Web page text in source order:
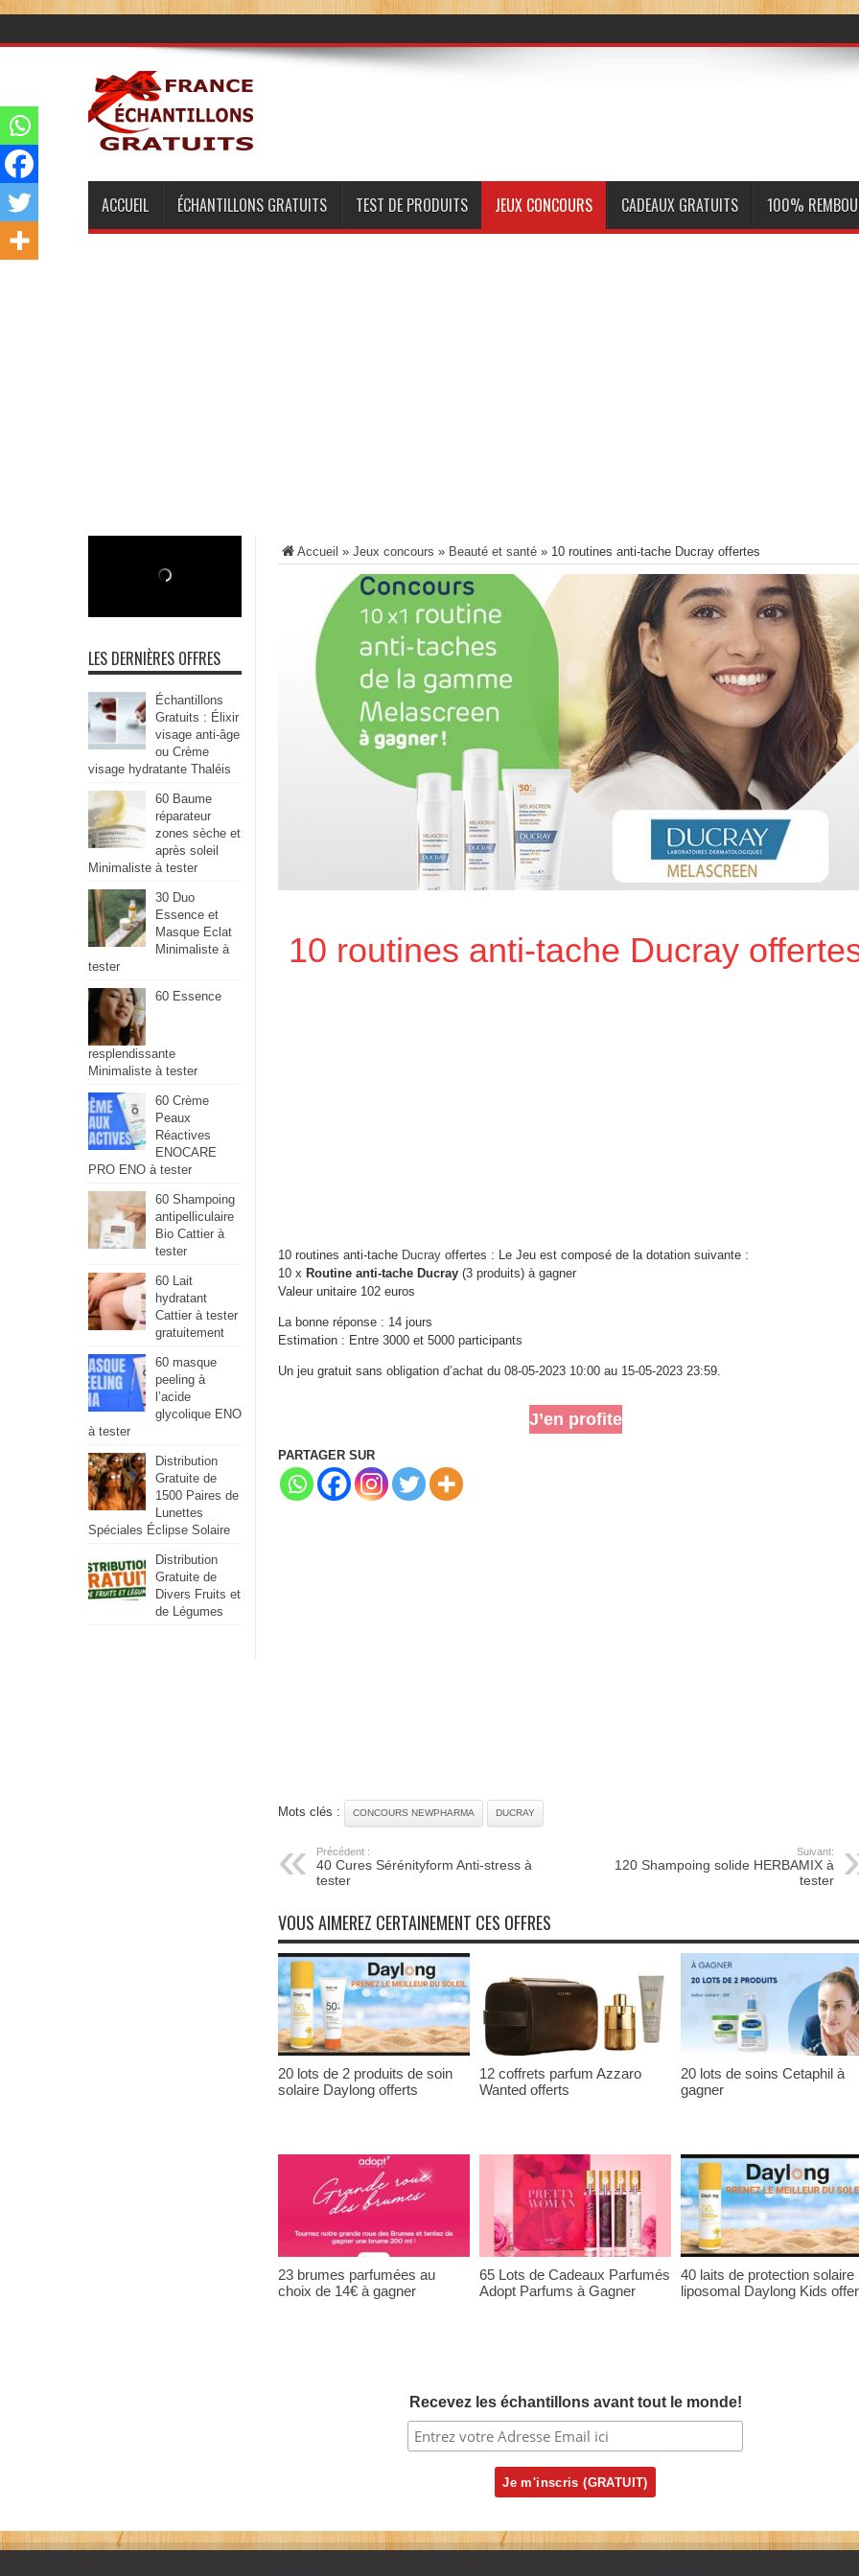
ACCUEIL ÉCHANTILLONS GRATUITS TEST DE PRODUITS JEUX CONCOURS CADEAUX GRATUITS 100%
Accueil » Jeux concours » Beauté et santé » 10 routines anti-tache Ducray offertes
10 routines anti-tache Ducray
10 routines anti-tache Ducray offertes : Le Jeu est composé de la dotation suivante :
10 x Routine anti-tache Ducray (3 produits) à gagner
Valeur unitaire 102 euros
La bonne réponse : 14 jours
Estimation : Entre 3000 et 5000 participants
Un jeu gratuit sans obligation d’achat du 08-05-2023 10:00 au 15-05-2023 23:59.
J’en profite
PARTAGER SUR
Mots clés : CONCOURS NEWPHARMA DUCRAY
Précédent :
40 Cures Sérénityform Anti-stress à
tester
Suivant:
120 Shampoing solide HERBAMIX à
tester
VOUS AIMEREZ CERTAINEMENT CES OFFRES
20 lots de 2 produits de soin
solaire Daylong offerts
12 coffrets parfum Azzaro
Wanted offerts
20 lots de soins Cetaphil à
gagner
23 brumes parfumées au
choix de 14€ à gagner
65 Lots de Cadeaux Parfumés
Adopt Parfums à Gagner
40 laits de protection solaire
liposomal Daylong Kids
Recevez les échantillons avant tout le monde!
LES DERNIÈRES OFFRES
Échantillons
Gratuits : Élixir
visage anti-âge
ou Crème
visage hydratante Thaléis
60 Baume
réparateur
zones sèche et
après soleil
Minimaliste à tester
30 Duo
Essence et
Masque Eclat
Minimaliste à
tester
60 Essence
resplendissante
Minimaliste à tester
60 Crème
Peaux
Réactives
ENOCARE
PRO ENO à tester
60 Shampoing
antipelliculaire
Bio Cattier à
tester
60 Lait
hydratant
Cattier à tester
gratuitement
60 masque
peeling à
l’acide
glycolique ENO
à tester
Distribution
Gratuite de
1500 Paires de
Lunettes
Spéciales Éclipse Solaire
Distribution
Gratuite de
Divers Fruits et
de Légumes